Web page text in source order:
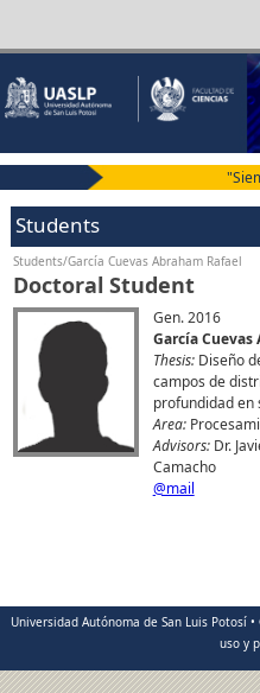
Students
Students/García Cuevas Abraham Rafael
Doctoral Student
Gen. 2016
García Cuevas
Thesis:Diseño
campos de
profundidad en
Area:
Advisors:Dr.
Camacho
@mail
Universidad Autónoma de San Luis Potosí
uso y